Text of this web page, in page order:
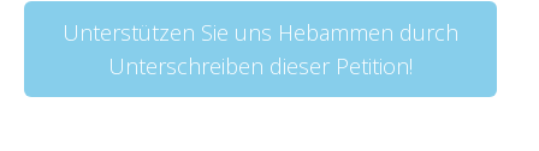
Unterstützen Sie uns Hebammen durch
Unterschreiben dieser Petition!